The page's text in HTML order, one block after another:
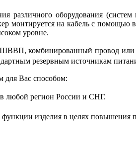
различного оборудования
монтируется на кабель с помощью
уровне.
комбинированный провод или
резервным источникам
для Вас способом:
в любой регион России и СНГ.
изделия в целях повышения